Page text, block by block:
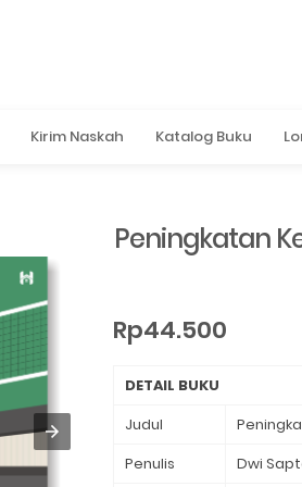
Kirim Naskah Katalog Buku
Peningkatan
Rp44.500
DETAIL BUKU
Judul
Penulis
Dwi